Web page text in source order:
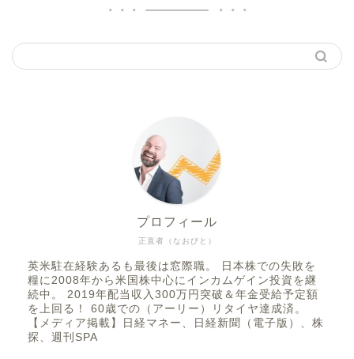
正直者（なおびと）
プロフィール
英米駐在経験あるも最後は窓際職。 日本株での失敗を
糧に2008年から米国株中心にインカムゲイン投資を継
続中。 2019年配当収入300万円突破＆年金受給予定額
を上回る！ 60歳での（アーリー）リタイヤ達成済。
【メディア掲載】日経マネー、日経新聞（電子版）、株
探、週刊SPA